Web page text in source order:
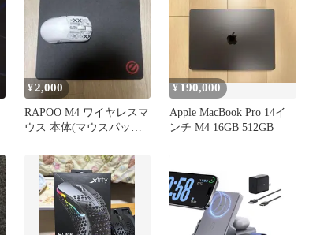
¥2,000
RAPOO M4 ワイヤレスマ
ウス 本体(マウスパッド
¥ 190,000
Apple MacBook Pro 14イ
ンチ M4 16GB 512GB